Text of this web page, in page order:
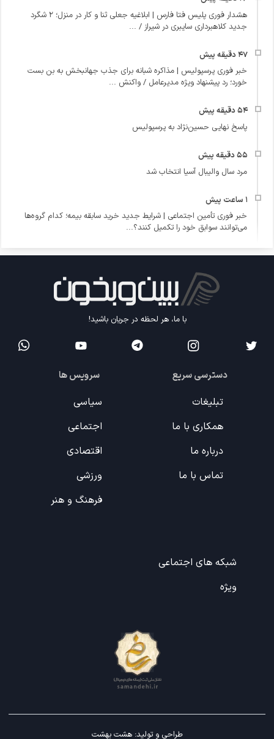
هشدار فوری پلیس فتا فارس | ابلاغیه جعلی ثنا و کار در منزل؛ ۲ شگرد
جدید کلاهبرداری سایبری در شیراز / ...
خبر فوری پرسپولیس | مذاکره شبانه برای جذب جهانبخش به بن‌ بست
خورد؛ رد پیشنهاد ویژه مدیرعامل / واکنش ...
پاسخ نهایی حسین‌نژاد به پرسپولیس
مرد سال والیبال آسیا انتخاب شد
خبر فوری تأمین اجتماعی | شرایط جدید خرید سابقه بیمه؛ کدام گروه‌ها
می‌توانند سوابق خود را تکمیل کنند؟...
با ما، هر لحظه در جریان باشید!
دسترسی سریع
تبلیغات
همکاری با ما
درباره ما
تماس با ما
سرویس ها
سیاسی
اجتماعی
اقتصادی
ورزشی
فرهنگ و هنر
شبکه های اجتماعی
ویژه
طراحی و تولید:هشت بهشت